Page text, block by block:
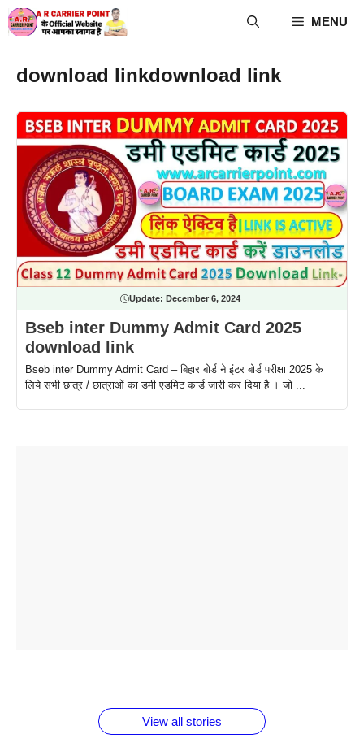
Skip
to
MENU
download linkdownload link
Update: December 6, 2024
Bseb inter Dummy Admit Card 2025
download link
Bseb inter Dummy Admit Card – बिहार बोर्ड ने इंटर बोर्ड परीक्षा 2025 के
लिये सभी छात्र / छात्राओं का डमी एडमिट कार्ड जारी कर दिया है । जो ...
View all stories